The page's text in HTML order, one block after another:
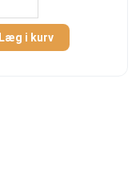
Læg i kurv